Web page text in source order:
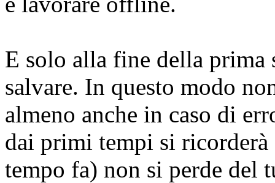
E solo alla fine della prima
salvare. In questo modo
almeno anche in caso di
dai primi tempi si
tempo fa) non si perde del